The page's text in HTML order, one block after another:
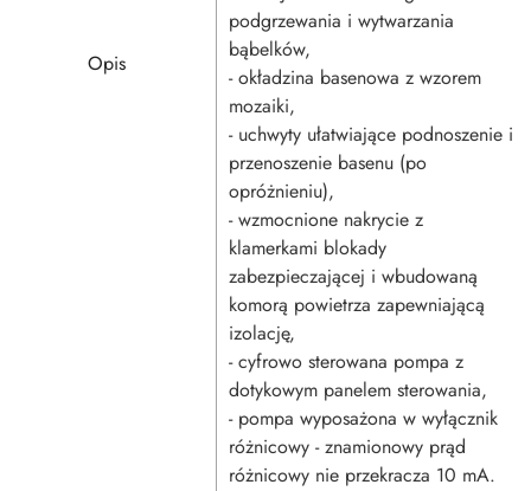
Opis
podgrzewania i wytwarzania
bąbelków,
- okładzina basenowa z wzorem
mozaiki,
- uchwyty ułatwiające podnoszenie i
przenoszenie basenu (po
opróżnieniu),
- wzmocnione nakrycie z
klamerkami blokady
zabezpieczającej i wbudowaną
komorą powietrza zapewniającą
izolację,
- cyfrowo sterowana pompa z
dotykowym panelem sterowania,
- pompa wyposażona w wyłącznik
różnicowy - znamionowy prąd
różnicowy nie przekracza 10 mA.